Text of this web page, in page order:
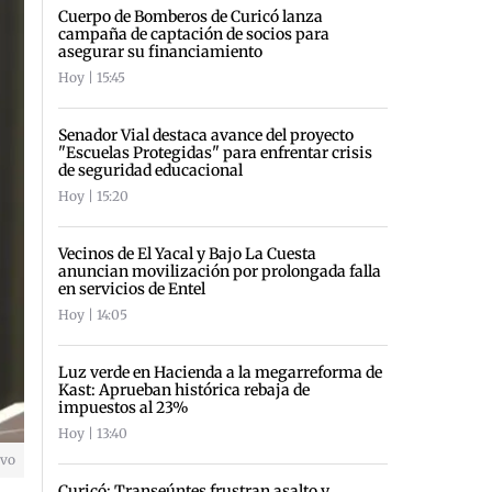
Cuerpo de Bomberos de Curicó lanza
campaña de captación de socios para
asegurar su financiamiento
Hoy | 15:45
Senador Vial destaca avance del proyecto
"Escuelas Protegidas" para enfrentar crisis
de seguridad educacional
Hoy | 15:20
Vecinos de El Yacal y Bajo La Cuesta
anuncian movilización por prolongada falla
en servicios de Entel
Hoy | 14:05
Luz verde en Hacienda a la megarreforma de
Kast: Aprueban histórica rebaja de
impuestos al 23%
Hoy | 13:40